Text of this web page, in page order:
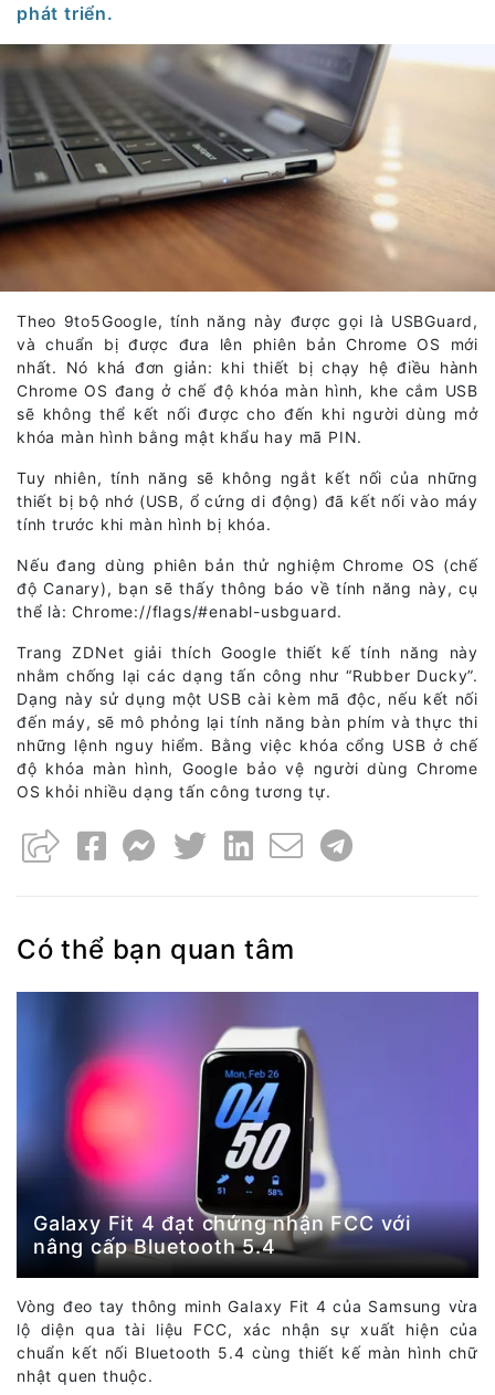
phát triển.
Theo 9to5Google, tính năng này được gọi là USBGuard,
và chuẩn bị được đưa lên phiên bản Chrome OS mới
nhất. Nó khá đơn giản: khi thiết bị chạy hệ điều hành
Chrome OS đang ở chế độ khóa màn hình, khe cắm USB
sẽ không thể kết nối được cho đến khi người dùng mở
khóa màn hình bằng mật khẩu hay mã PIN.
Tuy nhiên, tính năng sẽ không ngắt kết nối của những
thiết bị bộ nhớ (USB, ổ cứng di động) đã kết nối vào máy
tính trước khi màn hình bị khóa.
Nếu đang dùng phiên bản thử nghiệm Chrome OS (chế
độ Canary), bạn sẽ thấy thông báo về tính năng này, cụ
thể là: Chrome://flags/#enabl-usbguard.
Trang ZDNet giải thích Google thiết kế tính năng này
nhằm chống lại các dạng tấn công như “Rubber Ducky”.
Dạng này sử dụng một USB cài kèm mã độc, nếu kết nối
đến máy, sẽ mô phỏng lại tính năng bàn phím và thực thi
những lệnh nguy hiểm. Bằng việc khóa cổng USB ở chế
độ khóa màn hình, Google bảo vệ người dùng Chrome
OS khỏi nhiều dạng tấn công tương tự.
Có thể bạn quan tâm
Galaxy Fit 4 đạt chứng nhận FCC với
nâng cấp Bluetooth 5.4
Vòng đeo tay thông minh Galaxy Fit 4 của Samsung vừa
lộ diện qua tài liệu FCC, xác nhận sự xuất hiện của
chuẩn kết nối Bluetooth 5.4 cùng thiết kế màn hình chữ
nhật quen thuộc.